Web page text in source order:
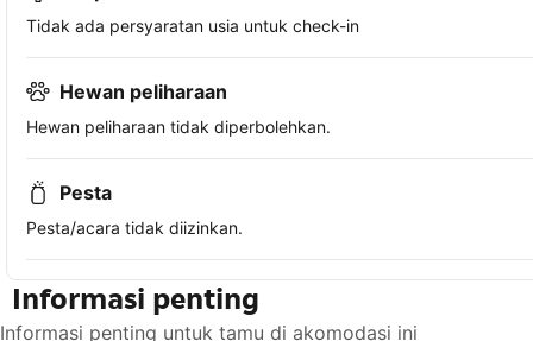
Tidak ada persyaratan usia untuk check-in
Hewan peliharaan
Hewan peliharaan tidak diperbolehkan.
Pesta
Pesta/acara tidak diizinkan.
Informasi penting
Informasi penting untuk tamu di akomodasi ini